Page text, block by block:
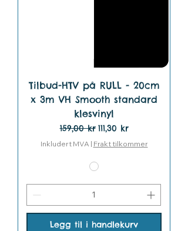
Tilbud-HTV på RULL - 20cm
x 3m VH Smooth standard
klesvinyl
Vanlig pris
159,00 kr Salgspris
111,30 kr
Inkludert MVA | Frakt tilkommer
Legg til i handlekurv